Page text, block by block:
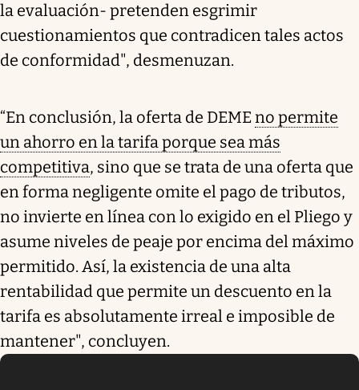
la evaluación- pretenden esgrimir
cuestionamientos que contradicen tales actos
de conformidad", desmenuzan.
“En conclusión, la oferta de DEME no permite
un ahorro en la tarifa porque sea más
competitiva, sino que se trata de una oferta que
en forma negligente omite el pago de tributos,
no invierte en línea con lo exigido en el Pliego y
asume niveles de peaje por encima del máximo
permitido. Así, la existencia de una alta
rentabilidad que permite un descuento en la
tarifa es absolutamente irreal e imposible de
mantener", concluyen.